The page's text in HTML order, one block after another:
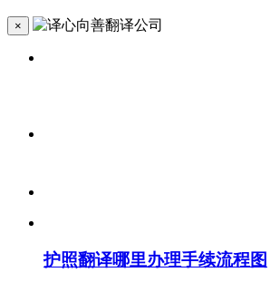
×
护照翻译哪里办理手续流程图